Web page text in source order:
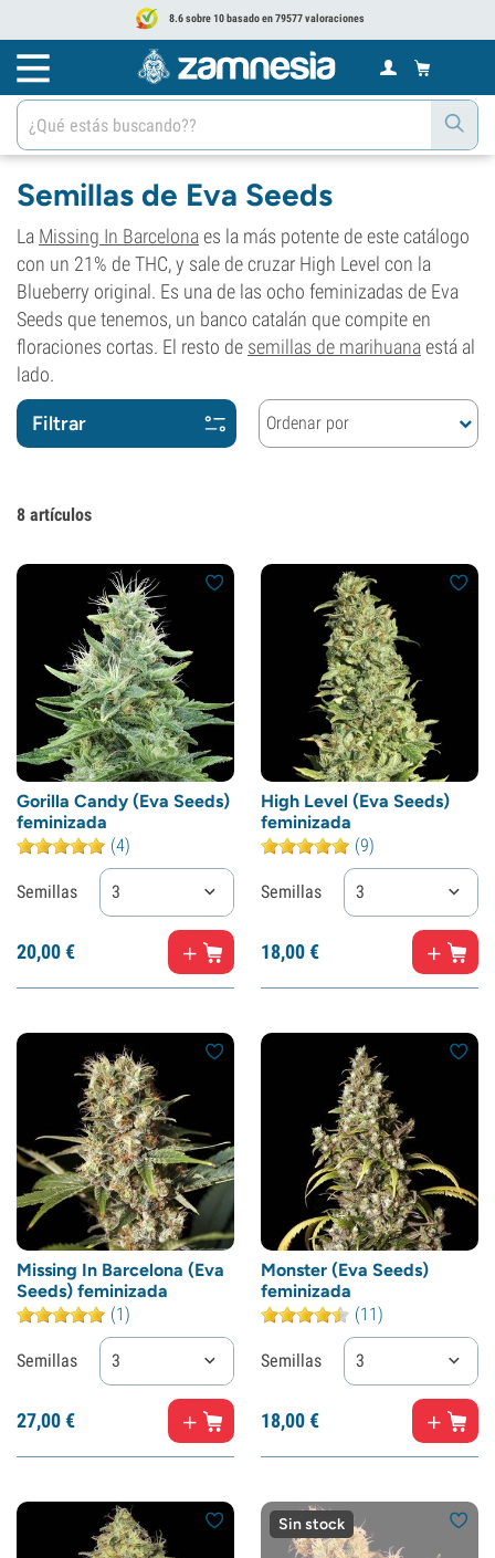
8.6 sobre 10 basado en 79577 valoraciones
Semillas de Eva Seeds
La Missing In Barcelonaes la más potente de este catálogo
con un 21% de THC, y sale de cruzar High Level con la
Blueberry original. Es una de las ocho feminizadas de Eva
Seeds que tenemos, un banco catalán que compite en
floraciones cortas. El resto de semillas de marihuanaestá al
lado.
Filtrar Ordenar por
8 artículos
Gorilla Candy (Eva Seeds)
feminizada
(4)
Semillas 3
20,00€
High Level (Eva Seeds)
feminizada
(9)
Semillas 3
18,00€
Missing In Barcelona (Eva
Seeds) feminizada
(1)
Semillas 3
27,00€
Monster (Eva Seeds)
feminizada
(11)
Semillas 3
18,00€
Sin stock